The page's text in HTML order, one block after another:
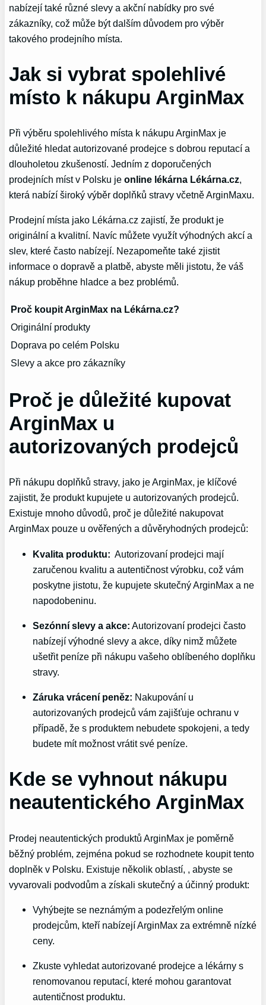
nabízejí ⁤také různé slevy a akční nabídky pro své
zákazníky, což může ⁤být ‍dalším důvodem pro výběr
takového prodejního místa.
Jak si vybrat spolehlivé
místo k nákupu ArginMax
Při⁣ výběru spolehlivého místa k nákupu ArginMax je
důležité hledat autorizované ⁤prodejce s dobrou ⁣reputací⁤ a
dlouholetou zkušeností. Jedním‌ z doporučených
prodejních míst v Polsku jeonline⁣ lékárna Lékárna.cz,
která nabízí široký výběr doplňků stravy ‍včetně ArginMaxu.
Prodejní místa jako Lékárna.cz zajistí, že produkt je
originální a kvalitní. Navíc můžete ‌využít výhodných akcí a
slev, které často nabízejí. Nezapomeňte⁣ také ‍zjistit
informace o dopravě a platbě, abyste měli jistotu, že váš
‌nákup proběhne hladce a bez problémů.
Proč koupit ArginMax na Lékárna.cz?
Originální produkty
Doprava po celém Polsku
Slevy a akce pro zákazníky
Proč je důležité kupovat
ArginMax u‌
autorizovaných prodejců
Při nákupu doplňků stravy, jako‍ je ArginMax, je klíčové
‍zajistit, že produkt kupujete u autorizovaných prodejců.
Existuje mnoho ‌důvodů, proč je důležité nakupovat
ArginMax pouze‌ u ověřených a důvěryhodných prodejců:
Kvalita produktu: ‌ Autorizovaní⁤ prodejci mají
zaručenou kvalitu a ‌autentičnost výrobku, což vám
poskytne ‍jistotu, že kupujete ​skutečný ArginMax a ne
napodobeninu.
Sezónní slevy a ⁣akce: Autorizovaní prodejci často
nabízejí výhodné slevy a akce, díky nimž můžete
ušetřit peníze při nákupu ⁢vašeho oblíbeného doplňku
stravy.
Záruka vrácení peněz: Nakupování ​u
autorizovaných prodejců vám zajišťuje ochranu v
případě, že s produktem⁤ nebudete spokojeni, a tedy
budete ‌mít možnost vrátit své‍ peníze.
Kde se vyhnout nákupu
neautentického ArginMax
Prodej neautentických produktů ArginMax je poměrně
běžný problém, zejména pokud​ se rozhodnete koupit tento
doplněk v Polsku. Existuje několik oblastí, , abyste ​se
vyvarovali podvodům a získali skutečný a účinný produkt:
Vyhýbejte se​ neznámým a podezřelým online
prodejcům,⁢ kteří nabízejí ArginMax za extrémně nízké
ceny.
Zkuste ‍vyhledat autorizované⁣ prodejce a lékárny⁢ s
renomovanou ⁣reputací, které mohou garantovat
autentičnost produktu.